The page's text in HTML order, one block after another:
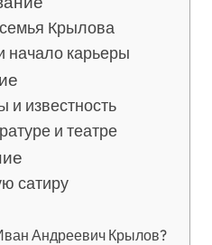
Крылова
начало карьеры
и известность
и театре
сатиру
Андреевич Крылов?